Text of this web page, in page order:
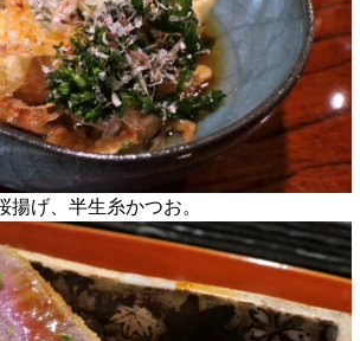
げ、半生糸かつお。